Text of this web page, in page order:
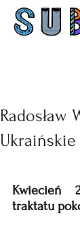
Radosław
Ukraińskie
Kwiecień
traktatu